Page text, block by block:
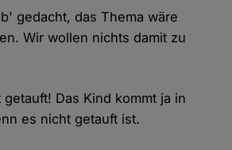
gedacht, das Thema wäre
Wir wollen nichts damit zu
Das Kind kommt ja in
es nicht getauft ist.